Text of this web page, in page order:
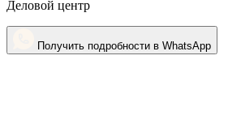
Деловой центр
Получить подробности в WhatsApp